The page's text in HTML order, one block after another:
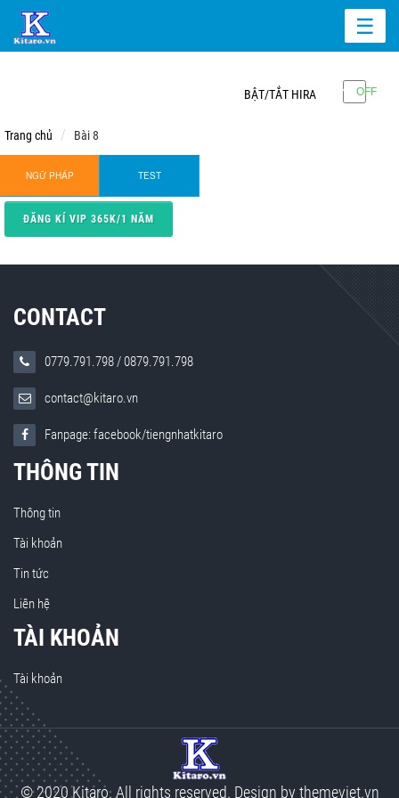
☰
BẬT/TẮT HIRA
Trang chủ Bài 8
NGỮ PHÁP TEST
ĐĂNG KÍ VIP 365K/1 NĂM
CONTACT
0779.791.798/0879.791.798
contact@kitaro.vn
Fanpage: facebook/tiengnhatkitaro
THÔNG TIN
Thông tin
Tài khoản
Tin tức
Liên hệ
TÀI KHOẢN
Tài khoản
© 2020 Kitaro. All rights reserved. Design by themeviet.vn